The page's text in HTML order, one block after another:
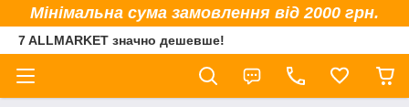
Мінімальна сума замовлення від 2000 грн.
7 ALLMARKET значно дешевше!